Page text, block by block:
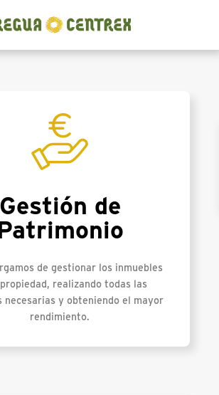
Gestión de
de gestionar los inmuebles
realizando todas las
necesarias y obteniendo el mayor
rendimiento.